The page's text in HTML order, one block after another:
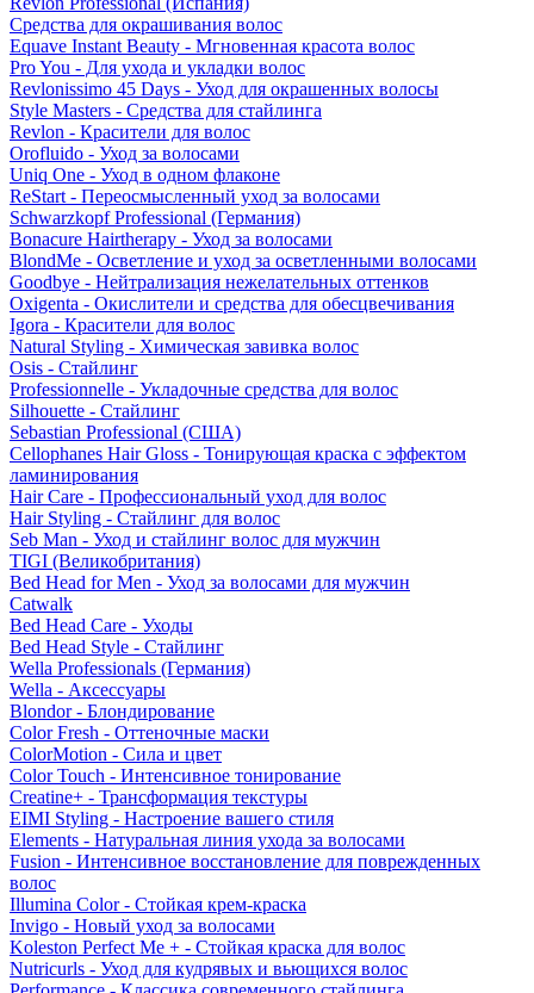
Средства для окрашивания волос
Equave Instant Beauty - Мгновенная красота волос
Pro You - Для ухода и укладки волос
Revlonissimo 45 Days - Уход для окрашенных волосы
Style Masters - Средства для стайлинга
Revlon - Красители для волос
Orofluido - Уход за волосами
Uniq One - Уход в одном флаконе
ReStart - Переосмысленный уход за волосами
Schwarzkopf Professional (Германия)
Bonacure Hairtherapy - Уход за волосами
BlondMe - Осветление и уход за осветленными волосами
Goodbye - Нейтрализация нежелательных оттенков
Oxigenta - Окислители и средства для обесцвечивания
Igora - Красители для волос
Natural Styling - Химическая завивка волос
Osis - Стайлинг
Professionnelle - Укладочные средства для волос
Silhouette - Стайлинг
Sebastian Professional (США)
Cellophanes Hair Gloss - Тонирующая краска с эффектом
ламинирования
Hair Care - Профессиональный уход для волос
Hair Styling - Стайлинг для волос
Seb Man - Уход и стайлинг волос для мужчин
TIGI (Великобритания)
Bed Head for Men - Уход за волосами для мужчин
Catwalk
Bed Head Care - Уходы
Bed Head Style - Стайлинг
Wella Professionals (Германия)
Wella - Аксессуары
Blondor - Блондирование
Color Fresh - Оттеночные маски
ColorMotion - Сила и цвет
Color Touch - Интенсивное тонирование
Creatine+ - Трансформация текстуры
EIMI Styling - Настроение вашего стиля
Elements - Натуральная линия ухода за волосами
Fusion - Интенсивное восстановление для поврежденных
волос
Illumina Color - Стойкая крем-краска
Invigo - Новый уход за волосами
Koleston Perfect Me + - Стойкая краска для волос
Nutricurls - Уход для кудрявых и вьющихся волос